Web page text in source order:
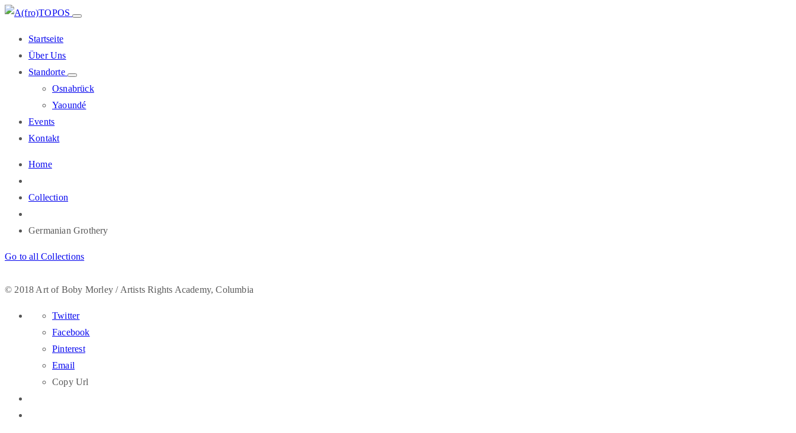
Startseite
Über Uns
Standorte
Osnabrück
Yaoundé
Events
Kontakt
Home
Collection
Germanian Grothery
Go to all Collections
© 2018 Art of Boby Morley / Artists Rights Academy, Columbia
Twitter
Facebook
Pinterest
Email
Copy Url